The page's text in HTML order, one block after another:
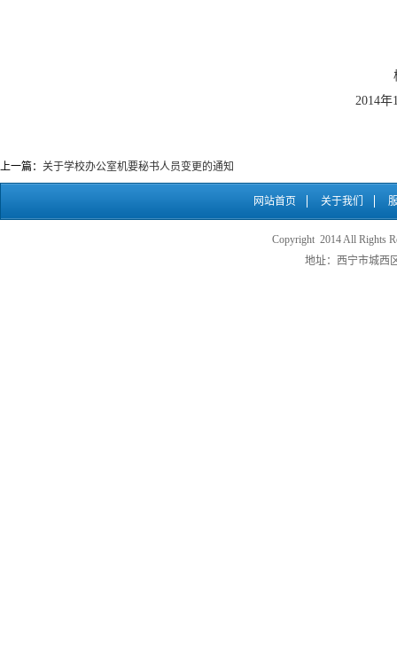
2014年
上一篇： 关于学校办公室机要秘书人员变更的通知
网站首页 关于我们
Copyright 2014 All Rights
地址：西宁市城西